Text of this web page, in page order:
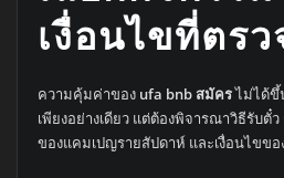
เงื่อนไขที่ตร
ความคุ้มค่าของ ufa bnb สมัครไม่ได้ขึ้
เพียงอย่างเดียว แต่ต้องพิจารณาวิธีรับตั๋
ของแคมเปญรายสัปดาห์ และเงื่อนไขข